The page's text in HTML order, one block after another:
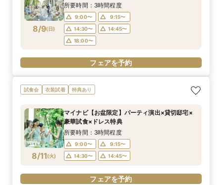
8/9(日)
所要時間：3時間程度
9:00〜
9:15〜
14:30〜
14:45〜
18:00〜
フェアを予約
試食会 衣装試着 特典あり
8/11(火)
マイナビ【お盆限定】パーティ演出×貸切邸宅×
豪華試食×ドレス特典
所要時間：3時間程度
9:00〜
9:15〜
14:30〜
14:45〜
フェアを予約